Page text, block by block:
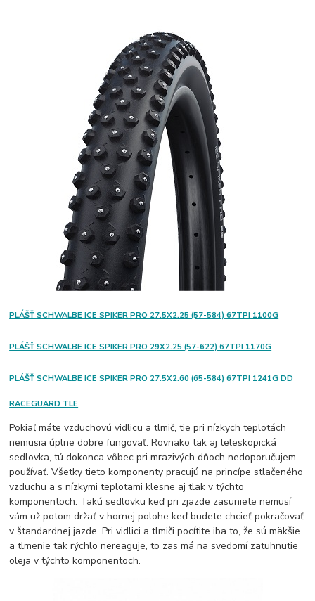
PLÁŠŤ SCHWALBE ICE SPIKER PRO 27.5X2.25 (57-584) 67TPI 1100G
PLÁŠŤ SCHWALBE ICE SPIKER PRO 29X2.25 (57-622) 67TPI 1170G
PLÁŠŤ SCHWALBE ICE SPIKER PRO 27.5X2.60 (65-584) 67TPI 1241G DD
RACEGUARD TLE
Pokiaľ máte vzduchovú vidlicu a tlmič, tie pri nízkych teplotách
nemusia úplne dobre fungovať. Rovnako tak aj teleskopická
sedlovka, tú dokonca vôbec pri mrazivých dňoch nedoporučujem
používať. Všetky tieto komponenty pracujú na princípe stlačeného
vzduchu a s nízkymi teplotami klesne aj tlak v týchto
komponentoch. Takú sedlovku keď pri zjazde zasuniete nemusí
vám už potom držať v hornej polohe keď budete chcieť pokračovať
v štandardnej jazde. Pri vidlici a tlmiči pocítite iba to, že sú mäkšie
a tlmenie tak rýchlo nereaguje, to zas má na svedomí zatuhnutie
oleja v týchto komponentoch.